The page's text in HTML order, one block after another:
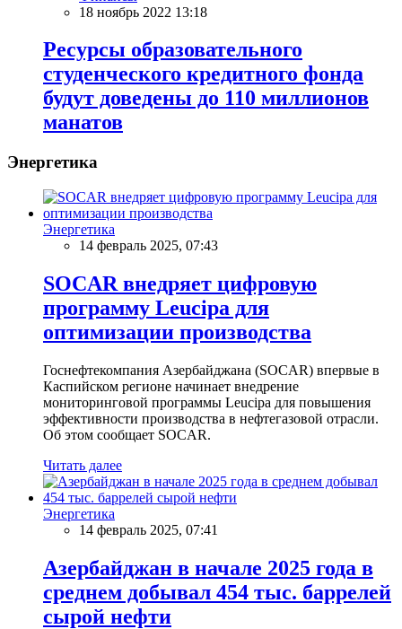
18 ноябрь 2022 13:18
Ресурсы образовательного
студенческого кредитного фонда
будут доведены до 110 миллионов
манатов
Энергетика
Энергетика
14 февраль 2025, 07:43
SOCAR внедряет цифровую
программу Leucipa для
оптимизации производства
Госнефтекомпания Азербайджана (SOCAR) впервые в
Каспийском регионе начинает внедрение
мониторинговой программы Leucipa для повышения
эффективности производства в нефтегазовой отрасли.
Об этом сообщает SOCAR.
Читать далее
Энергетика
14 февраль 2025, 07:41
Азербайджан в начале 2025 года в
среднем добывал 454 тыс. баррелей
сырой нефти